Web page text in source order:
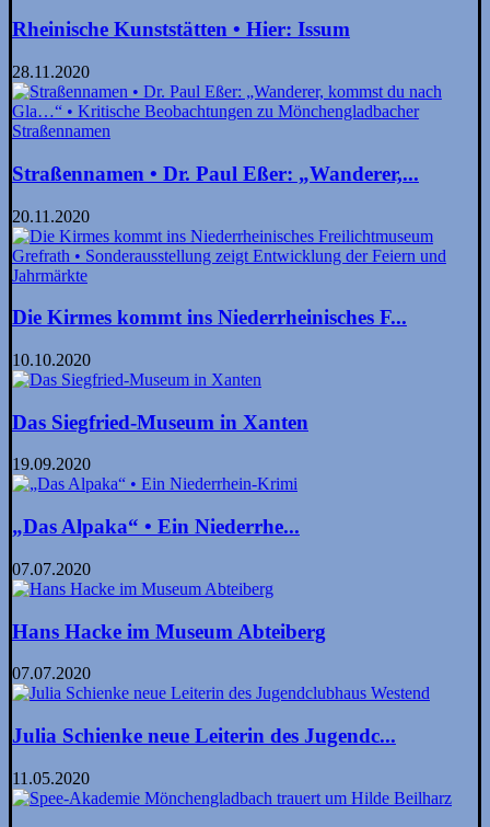
Rheinische Kunststätten • Hier: Issum
28.11.2020
Straßennamen • Dr. Paul Eßer: „Wanderer,...
20.11.2020
Die Kirmes kommt ins Niederrheinisches F...
10.10.2020
Das Siegfried-Museum in Xanten
19.09.2020
„Das Alpaka“ • Ein Niederrhe...
07.07.2020
Hans Hacke im Museum Abteiberg
07.07.2020
Julia Schienke neue Leiterin des Jugendc...
11.05.2020